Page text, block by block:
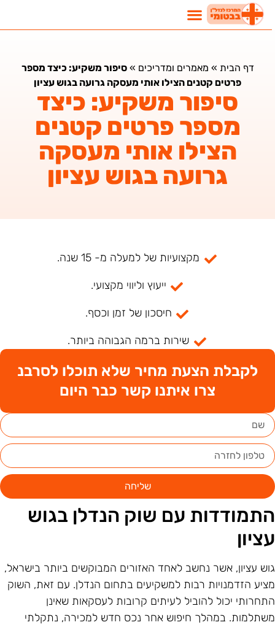
דף הבית»מאמרים ומדריכים»סיפור משקיע: כיצד מספר
פרטים קטנים הצילו אותי מעסקה גרועה בגוש עציון
סיפור משקיע: כיצד
מספר פרטים קטנים
הצילו אותי מעסקה
גרועה בגוש עציון
מקצועיות של למעלה מ- 15 שנה.
ייעוץ וליווי מקצועי.
חיסכון של זמן וכסף.
שירות ברמה הגבוהה ביותר.
לקבלת הצעת מחיר שלא תוכלו לסרבנ
צרו איתנו קשר כבר היום
שליחה
עם שוק הנדלן בגוש
עציון, אשר נחשב לאחד האזורים המבוקשים ביותר בישראל,
הזדמנויות רבות למשקיעים בתחום הנדלן. עם זאת, השוק
יכול להוביל לעיתים קרובות לעסקאות שאינן
במהלך חיפוש אחר נכס חדש למכירה, נתקלתי